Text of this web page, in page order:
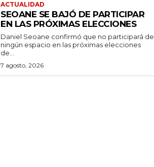
ACTUALIDAD
SEOANE SE BAJÓ DE PARTICIPAR
EN LAS PRÓXIMAS ELECCIONES
Daniel Seoane confirmó que no participará de
ningún espacio en las próximas elecciones
de...
7 agosto, 2026